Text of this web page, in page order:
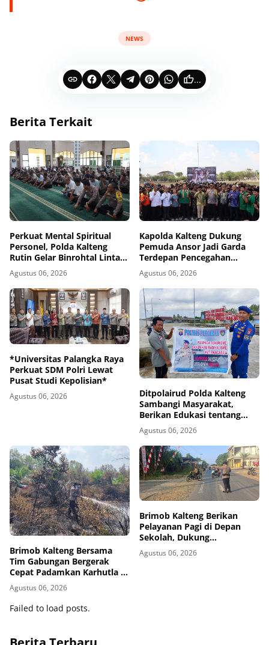
NEWS
...
Berita Terkait
Perkuat Mental Spiritual
Personel, Polda Kalteng
Rutin Gelar Binrohtal Lintas
Agama
Agustus 06, 2026
Kapolda Kalteng Dukung
Pemuda Ansor Jadi Garda
Terdepan Pencegahan
Karhutla
Agustus 06, 2026
*Universitas Palangka Raya
Perkuat SDM Polri Lewat
Pusat Studi Kepolisian*
Agustus 06, 2026
Ditpolairud Polda Kalteng
Sambangi Masyarakat,
Berikan Edukasi tentang
Bahaya Terorisme dan
Radikalisme
Agustus 06, 2026
Brimob Kalteng Bersama
Tim Gabungan Bergerak
Cepat Padamkan Karhutla di
Kotawaringin Timur
Agustus 06, 2026
Brimob Kalteng Berikan
Pelayanan Pagi di Depan
Sekolah, Dukung
Keselamatan Pelajar di
Barito Timur
Agustus 06, 2026
Failed to load posts.